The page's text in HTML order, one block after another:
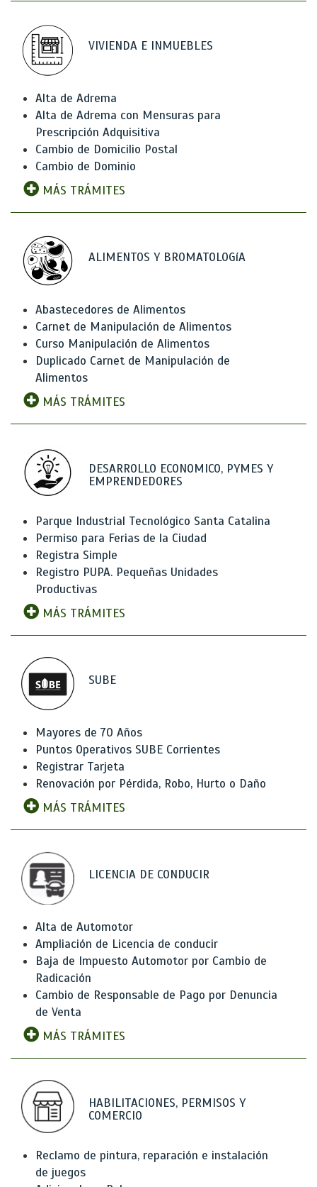
VIVIENDA E INMUEBLES
Alta de Adrema
Alta de Adrema con Mensuras para
Prescripción Adquisitiva
Cambio de Domicilio Postal
Cambio de Dominio
MÁS TRÁMITES
ALIMENTOS Y BROMATOLOGíA
Abastecedores de Alimentos
Carnet de Manipulación de Alimentos
Curso Manipulación de Alimentos
Duplicado Carnet de Manipulación de
Alimentos
MÁS TRÁMITES
DESARROLLO ECONOMICO, PYMES Y
EMPRENDEDORES
Parque Industrial Tecnológico Santa Catalina
Permiso para Ferias de la Ciudad
Registra Simple
Registro PUPA. Pequeñas Unidades
Productivas
MÁS TRÁMITES
SUBE
Mayores de 70 Años
Puntos Operativos SUBE Corrientes
Registrar Tarjeta
Renovación por Pérdida, Robo, Hurto o Daño
MÁS TRÁMITES
LICENCIA DE CONDUCIR
Alta de Automotor
Ampliación de Licencia de conducir
Baja de Impuesto Automotor por Cambio de
Radicación
Cambio de Responsable de Pago por Denuncia
de Venta
MÁS TRÁMITES
HABILITACIONES, PERMISOS Y
COMERCIO
Reclamo de pintura, reparación e instalación
de juegos